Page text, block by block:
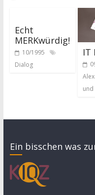
Echt
MERKwürdig!
10/1995
Dialog
IT
und
Ein bisschen was